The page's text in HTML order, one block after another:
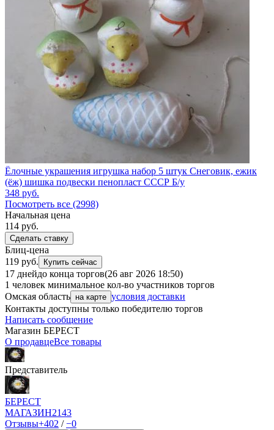
Ёлочные украшения игрушка набор 5 штук Снеговик, ежик
(ёж) шишка подвески пенопласт СССР Б/у
348 руб.
Посмотреть все (2998)
Начальная цена
114 руб.
Сделать ставку
Блиц-цена
119 руб.
Купить сейчас
17 днейдо конца торгов(26 авг 2026 18:50)
1 человек минимальное кол-во участников торгов
Омская область на карте условия доставки
Контакты доступны только победителю торгов
Написать сообщение
Магазин БEPECT
О продавцеВсе товары
Представитель
БEPECT
МАГАЗИН2143
Отзывы+402 /−0